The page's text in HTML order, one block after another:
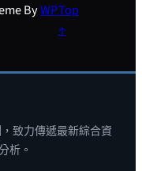
ByWPTop
↑
致力傳遞最新綜合資
析。